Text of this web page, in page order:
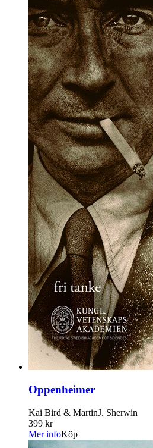
Oppenheimer
Kai Bird & MartinJ. Sherwin
399 kr
Mer infoKöp